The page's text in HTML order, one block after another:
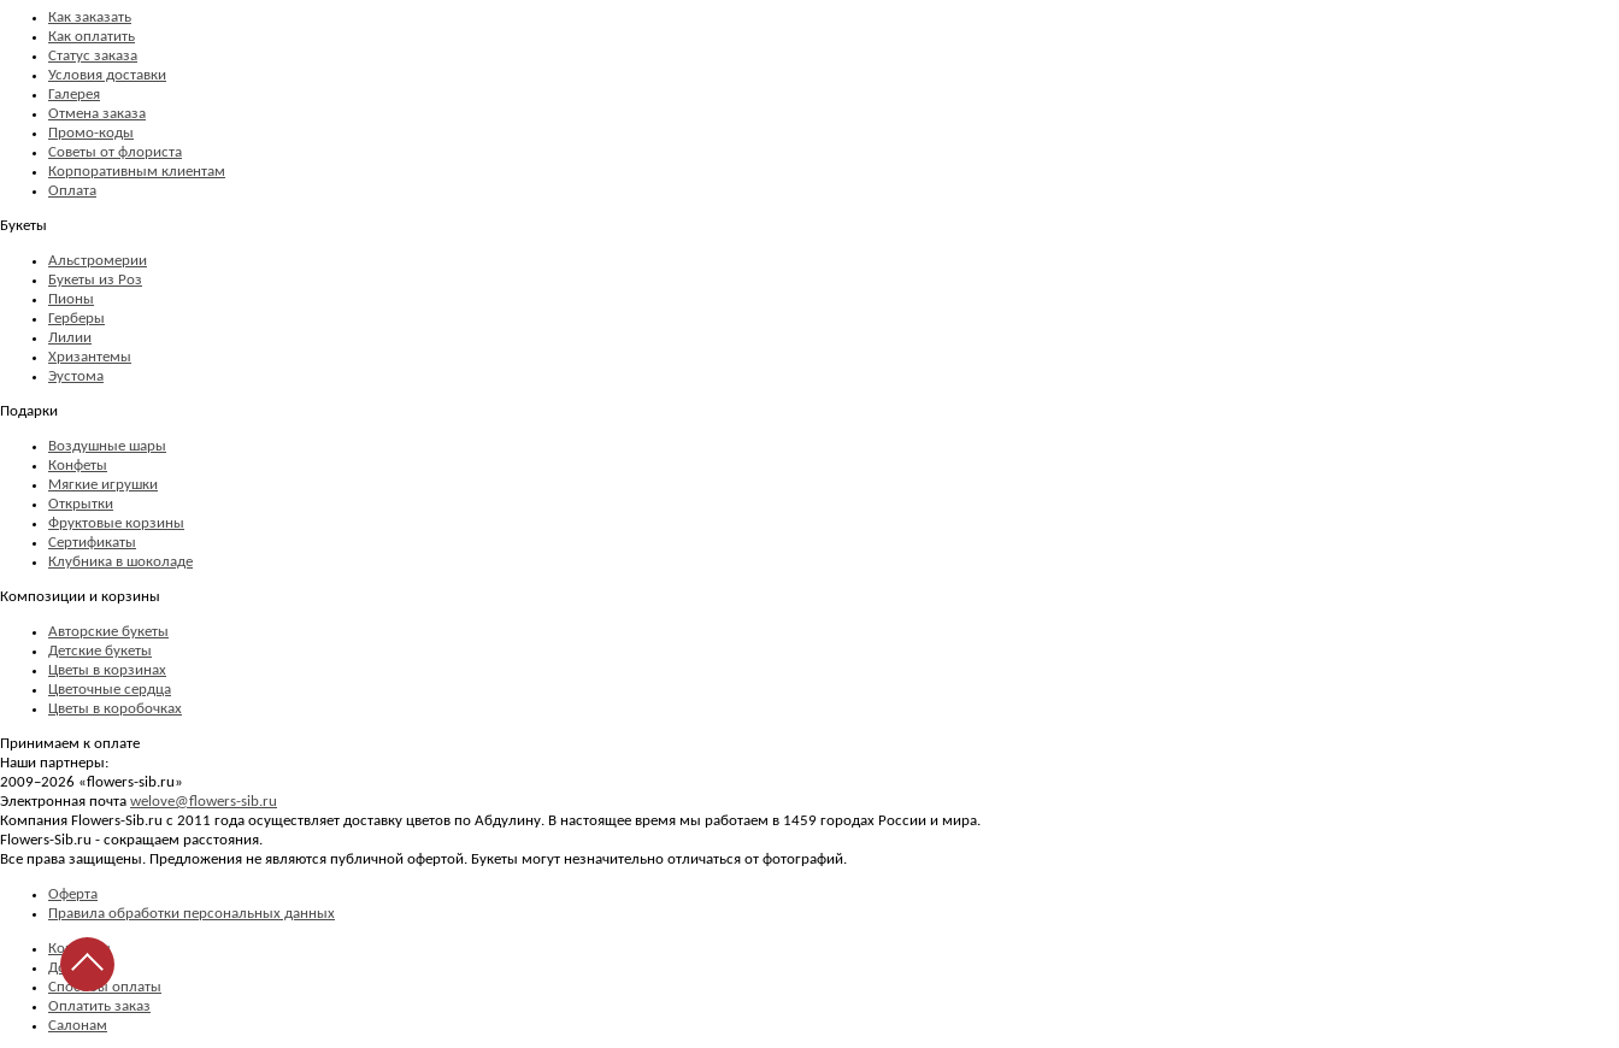
Как заказать
Как оплатить
Статус заказа
Условия доставки
Галерея
Отмена заказа
Промо-коды
Советы от флориста
Корпоративным клиентам
Оплата
Букеты
Альстромерии
Букеты из Роз
Пионы
Герберы
Лилии
Хризантемы
Эустома
Подарки
Воздушные шары
Конфеты
Мягкие игрушки
Открытки
Фруктовые корзины
Сертификаты
Клубника в шоколаде
Композиции и корзины
Авторские букеты
Детские букеты
Цветы в корзинах
Цветочные сердца
Цветы в коробочках
Принимаем к оплате
Наши партнеры:
2009–2026 «flowers-sib.ru»
Электронная почта welove@flowers-sib.ru
Компания Flowers-Sib.ru с 2011 года осуществляет доставку цветов по Абдулину. В настоящее время мы работаем в 1459 городах России и мира.
Flowers-Sib.ru - сокращаем расстояния.
Все права защищены. Предложения не являются публичной офертой. Букеты могут незначительно отличаться от фотографий.
Оферта
Правила обработки персональных данных
Контакты
Доставка
Способы оплаты
Оплатить заказ
Салонам